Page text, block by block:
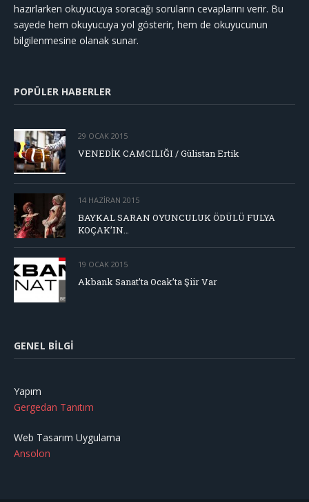
hazırlarken okuyucuya soracağı soruların cevaplarını verir. Bu
sayede hem okuyucuya yol gösterir, hem de okuyucunun
bilgilenmesine olanak sunar.
POPÜLER HABERLER
29 OCAK 2015
VENEDİK CAMCILIĞI / Gülistan Ertik
14 HAZIRAN 2015
BAYKAL SARAN OYUNCULUK ÖDÜLÜ FULYA
KOÇAK’IN…
19 OCAK 2015
Akbank Sanat’ta Ocak’ta Şiir Var
GENEL BILGI
Yapım
Gergedan Tanıtım
Web Tasarım Uygulama
Ansolon